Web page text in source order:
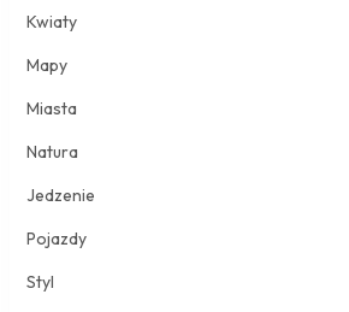
Kwiaty
Mapy
Miasta
Natura
Jedzenie
Pojazdy
Styl